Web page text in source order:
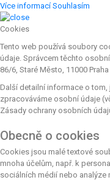
Více informací Souhlasím
Cookies
Tento web používá soubory
údaje. Správcem těchto
86/6, Staré Město, 11000 Praha
Další detailní informace o
zpracováváme osobní údaje
Zásady ochrany osobních
Obecně o cookies
Cookies jsou malé textové
mnoha účelům, např. k
sociálních médií nebo analýze